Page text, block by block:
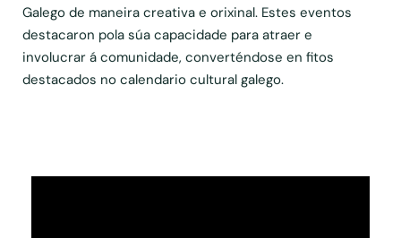
Galego de maneira creativa e orixinal. Estes eventos
destacaron pola súa capacidade para atraer e
involucrar á comunidade, converténdose en fitos
destacados no calendario cultural galego.